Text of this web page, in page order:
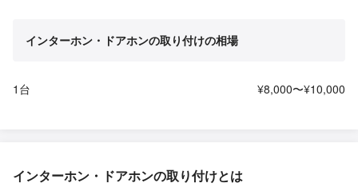
インターホン・ドアホンの取り付けの相場
1台 ¥8,000〜¥10,000
インターホン・ドアホンの取り付けとは